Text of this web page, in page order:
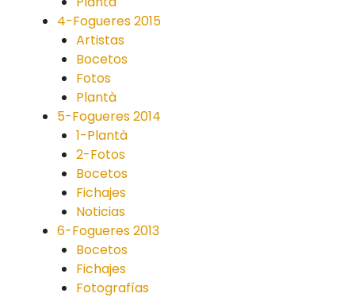
4-Fogueres 2015
Artistas
Bocetos
Fotos
Plantà
5-Fogueres 2014
1-Plantà
2-Fotos
Bocetos
Fichajes
Noticias
6-Fogueres 2013
Bocetos
Fichajes
Fotografías